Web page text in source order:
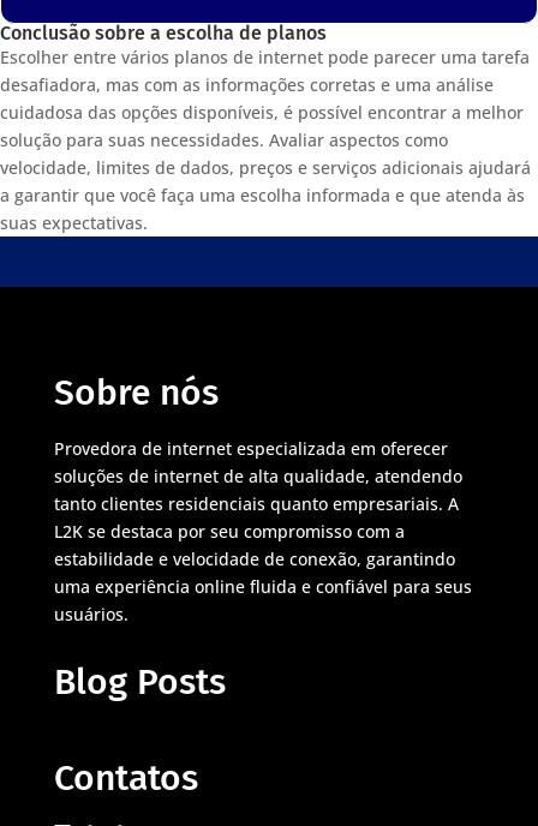
Conclusão sobre a escolha de planos
Escolher entre vários planos de internet pode parecer uma tarefa
desafiadora, mas com as informações corretas e uma análise
cuidadosa das opções disponíveis, é possível encontrar a melhor
solução para suas necessidades. Avaliar aspectos como
velocidade, limites de dados, preços e serviços adicionais ajudará
a garantir que você faça uma escolha informada e que atenda às
suas expectativas.
Sobre nós
Provedora de internet especializada em oferecer
soluções de internet de alta qualidade, atendendo
tanto clientes residenciais quanto empresariais. A
L2K se destaca por seu compromisso com a
estabilidade e velocidade de conexão, garantindo
uma experiência online fluida e confiável para seus
usuários.
Blog Posts
Contatos